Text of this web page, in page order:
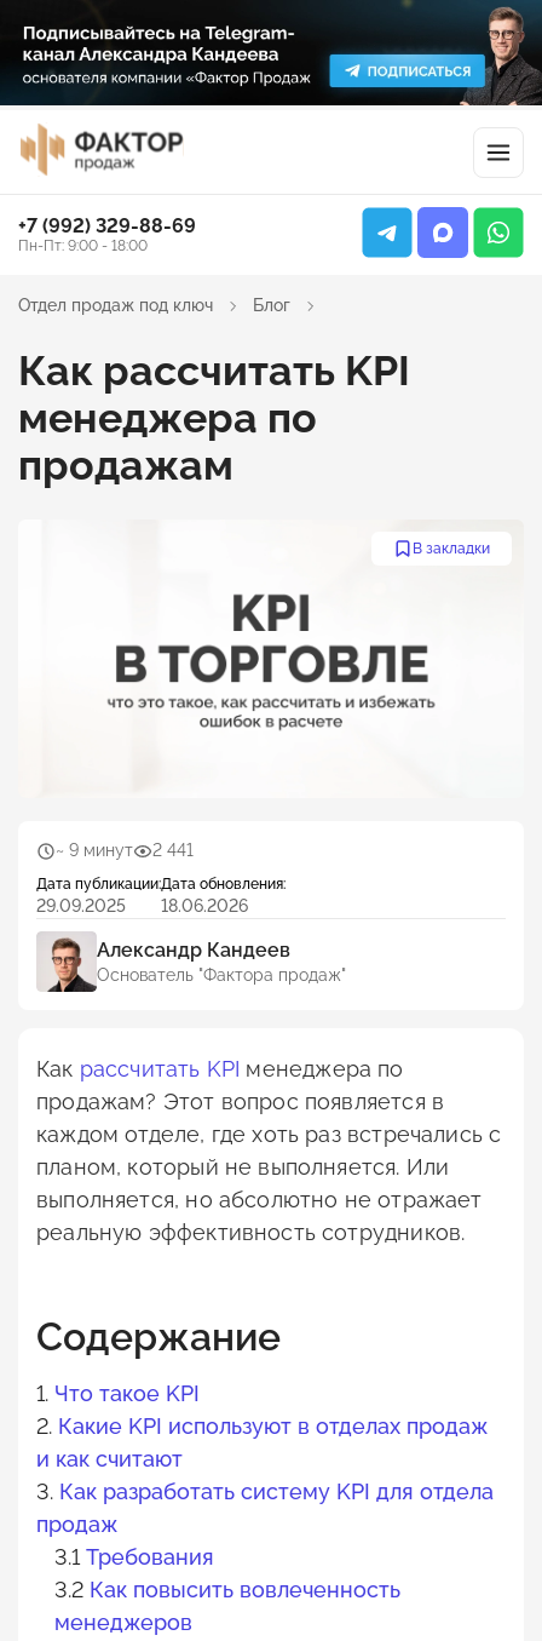
+7 (992) 329-88-69
Пн-Пт: 9:00 - 18:00
Отдел продаж под ключ Блог
Как рассчитать KPI
менеджера по
продажам
В закладки
Александр Кандеев
Основатель "Фактора продаж"
Дата публикации:
29.09.2025
Дата обновления:
18.06.2026
~ 9 минут 2 441
Как рассчитать KPI менеджера по
продажам? Этот вопрос появляется в
каждом отделе, где хоть раз встречались с
планом, который не выполняется. Или
выполняется, но абсолютно не отражает
реальную эффективность сотрудников.
Содержание
1. Что такое KPI
2. Какие KPI используют в отделах продаж
и как считают
3. Как разработать систему KPI для отдела
продаж
3.1 Требования
3.2 Как повысить вовлеченность
менеджеров